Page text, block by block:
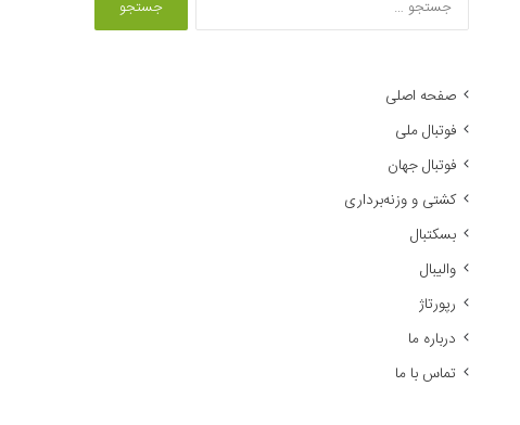
صفحه اصلی
فوتبال ملی
فوتبال جهان
کشتی و وزنه‌برداری
بسکتبال
والیبال
رپورتاژ
درباره ما
تماس با ما